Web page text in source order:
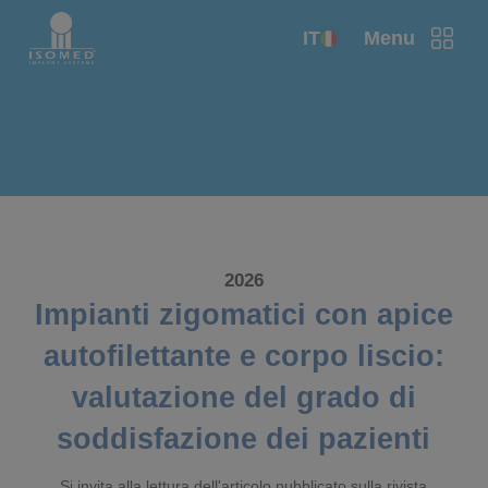
IT Menu
2026
Impianti zigomatici con apice
autofilettante e corpo liscio:
valutazione del grado di
soddisfazione dei pazienti